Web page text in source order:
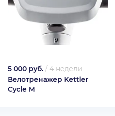
5 000 руб. / 4 недели
Велотренажер Kettler
Cycle M